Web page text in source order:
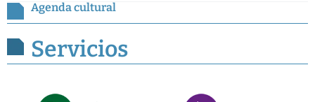
Agenda cultural
Servicios